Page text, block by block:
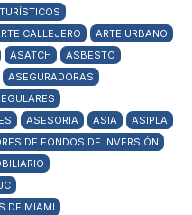
CALLEJERO
ARTE URBANO
ASATCH
ASBESTO
ASEGURADORAS
ASESORIA ASIA
ASIPLA
DE FONDOS DE INVERSIÓN
DE MIAMI